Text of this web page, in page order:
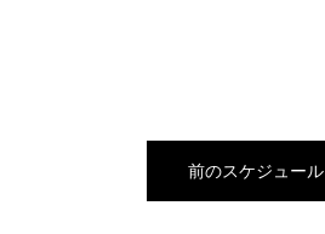
前のスケジュール